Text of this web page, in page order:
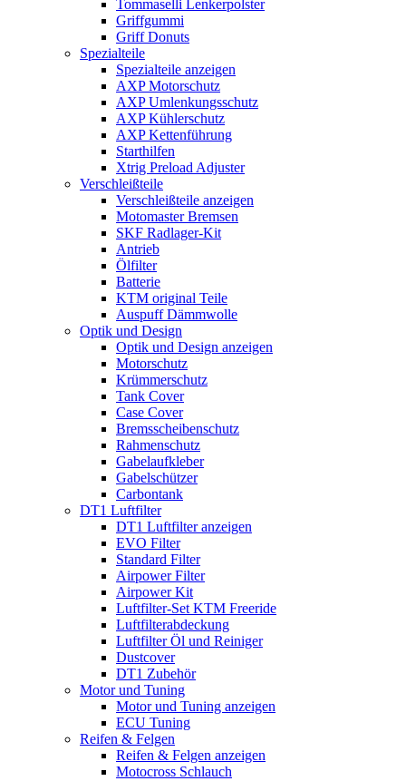
Tommaselli Lenkerpolster
Griffgummi
Griff Donuts
Spezialteile
Spezialteile anzeigen
AXP Motorschutz
AXP Umlenkungsschutz
AXP Kühlerschutz
AXP Kettenführung
Starthilfen
Xtrig Preload Adjuster
Verschleißteile
Verschleißteile anzeigen
Motomaster Bremsen
SKF Radlager-Kit
Antrieb
Ölfilter
Batterie
KTM original Teile
Auspuff Dämmwolle
Optik und Design
Optik und Design anzeigen
Motorschutz
Krümmerschutz
Tank Cover
Case Cover
Bremsscheibenschutz
Rahmenschutz
Gabelaufkleber
Gabelschützer
Carbontank
DT1 Luftfilter
DT1 Luftfilter anzeigen
EVO Filter
Standard Filter
Airpower Filter
Airpower Kit
Luftfilter-Set KTM Freeride
Luftfilterabdeckung
Luftfilter Öl und Reiniger
Dustcover
DT1 Zubehör
Motor und Tuning
Motor und Tuning anzeigen
ECU Tuning
Reifen & Felgen
Reifen & Felgen anzeigen
Motocross Schlauch